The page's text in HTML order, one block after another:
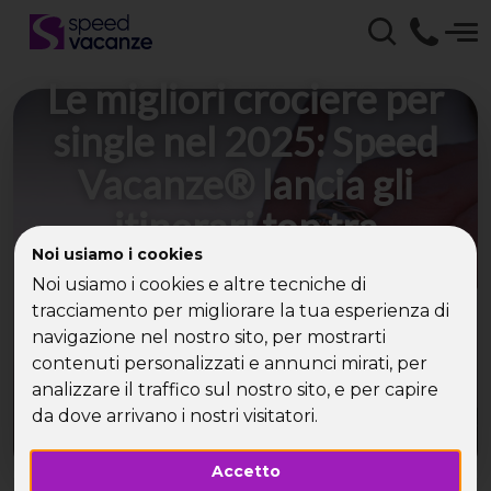
Noi usiamo i cookies
Noi usiamo i cookies e altre tecniche di
tracciamento per migliorare la tua esperienza di
navigazione nel nostro sito, per mostrarti
contenuti personalizzati e annunci mirati, per
analizzare il traffico sul nostro sito, e per capire
da dove arrivano i nostri visitatori.
Accetto
Le migliori crociere per
single nel 2025: Speed
Vacanze® lancia gli
itinerari top tra
Mediterraneo, Nord
Europa e Caraibi
Viaggiare da soli è il nuovo lusso: ecco come
sempre più adulti tra i 35 e i 55 anni scelgono
crociere in gruppo per riscoprire se stessi (e nuovi
compagni di viaggio).